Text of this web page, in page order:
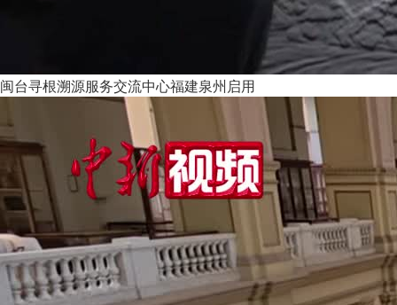
闽台寻根溯源服务交流中心福建泉州启用